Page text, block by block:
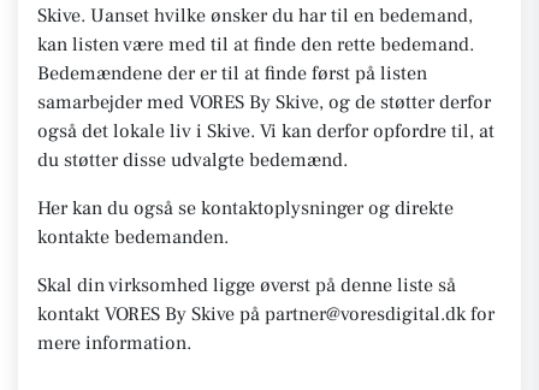
Skive. Uanset hvilke ønsker du har til en bedemand,
kan listen være med til at finde den rette bedemand.
Bedemændene der er til at finde først på listen
samarbejder med VORES By Skive, og de støtter derfor
også det lokale liv i Skive. Vi kan derfor opfordre til, at
du støtter disse udvalgte bedemænd.
Her kan du også se kontaktoplysninger og direkte
kontakte bedemanden.
Skal din virksomhed ligge øverst på denne liste så
kontakt VORES By Skive på partner@voresdigital.dk for
mere information.